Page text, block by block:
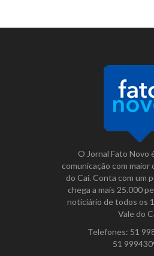
O Jornal Fato Novo
comunicação com maior
do Caí. Conta com um
chega a mais 25.000
noticiário de todos os
Vale do
Telefones: 51
51